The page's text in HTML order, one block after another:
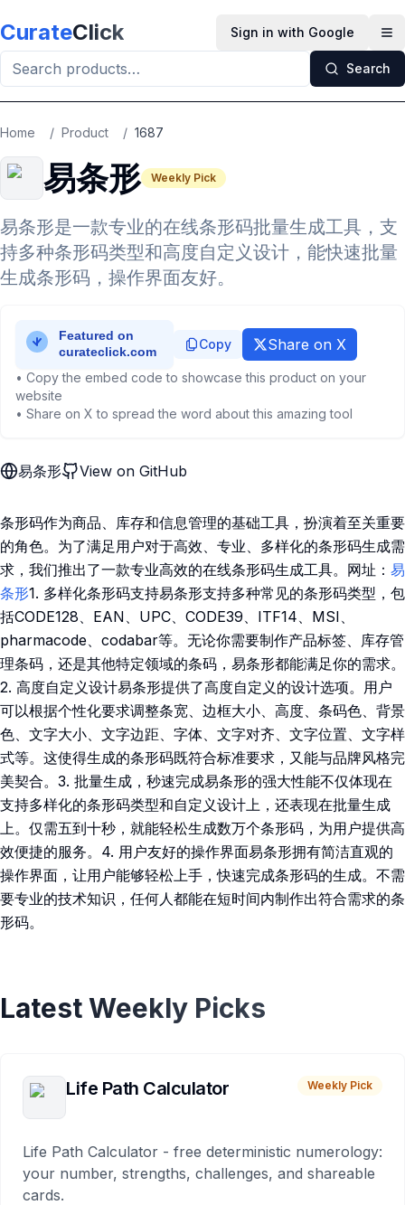
CurateClick Sign in with Google
Search
Home / Product / 1687
易条形 Weekly Pick
易条形是一款专业的在线条形码批量生成工具，支
持多种条形码类型和高度自定义设计，能快速批量
生成条形码，操作界面友好。
Copy Share on X
• Copy the embed code to showcase this product on your
website
• Share on X to spread the word about this amazing tool
易条形 View on GitHub
条形码作为商品、库存和信息管理的基础工具，扮演着至关重要
的角色。为了满足用户对于高效、专业、多样化的条形码生成需
求，我们推出了一款专业高效的在线条形码生成工具。网址： 易
条形1. 多样化条形码支持易条形支持多种常见的条形码类型，包
括CODE128、EAN、UPC、CODE39、ITF14、MSI、
pharmacode、codabar等。无论你需要制作产品标签、库存管
理条码，还是其他特定领域的条码，易条形都能满足你的需求。
2. 高度自定义设计易条形提供了高度自定义的设计选项。用户
可以根据个性化要求调整条宽、边框大小、高度、条码色、背景
色、文字大小、文字边距、字体、文字对齐、文字位置、文字样
式等。这使得生成的条形码既符合标准要求，又能与品牌风格完
美契合。3. 批量生成，秒速完成易条形的强大性能不仅体现在
支持多样化的条形码类型和自定义设计上，还表现在批量生成
上。仅需五到十秒，就能轻松生成数万个条形码，为用户提供高
效便捷的服务。4. 用户友好的操作界面易条形拥有简洁直观的
操作界面，让用户能够轻松上手，快速完成条形码的生成。不需
要专业的技术知识，任何人都能在短时间内制作出符合需求的条
形码。
Latest Weekly Picks
Life Path Calculator Weekly Pick
Life Path Calculator - free deterministic numerology:
your number, strengths, challenges, and shareable
cards.